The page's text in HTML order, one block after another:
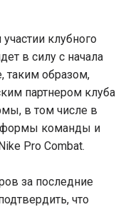
клубного
в силу с начала
таким образом,
партнером клуба
в том числе в
формы команды и
Pro Combat.
за последние
что